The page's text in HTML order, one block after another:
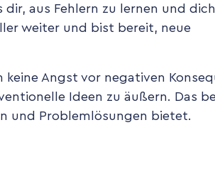
aus Fehlern zu lernen und dich
weiter und bist bereit, neue
Angst vor negativen
Ideen zu äußern. Das
und Problemlösungen bietet.